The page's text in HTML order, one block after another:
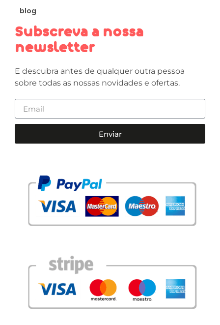
blog
Subscreva a nossa
newsletter
E descubra antes de qualquer outra pessoa
sobre todas as nossas novidades e ofertas.
Enviar